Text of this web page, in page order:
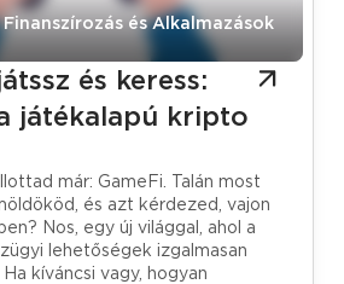
és Alkalmazások
és keress:
játékalapú kripto
már: GameFi. Talán most
és azt kérdezed, vajon
Nos, egy új világgal, ahol a
lehetőségek izgalmasan
kíváncsi vagy, hogyan